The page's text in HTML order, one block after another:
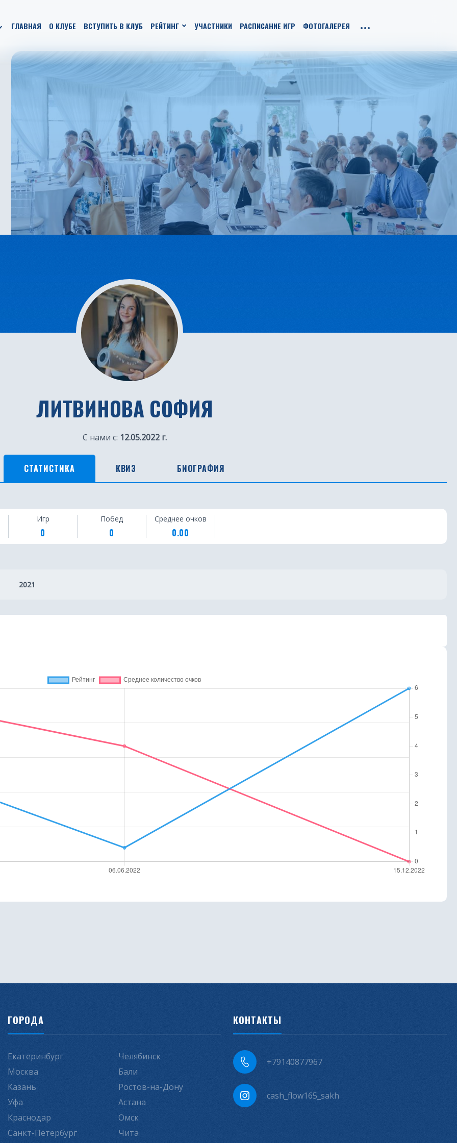
ГЛАВНАЯ О КЛУБЕ ВСТУПИТЬ В КЛУБ РЕЙТИНГ УЧАСТНИКИ РАСПИСАНИЕ ИГР ФОТОГАЛЕРЕЯ
ЛИТВИНОВА СОФИЯ
С нами с: 12.05.2022 г.
СТАТИСТИКА КВИЗ БИОГРАФИЯ
Игр
0
Побед
0
Среднее очков
0.00
2021
ГОРОДА
Екатеринбург
Москва
Казань
Уфа
Краснодар
Санкт-Петербург
Челябинск
Бали
Ростов-на-Дону
Астана
Омск
Чита
КОНТАКТЫ
+79140877967
cash_flow165_sakh